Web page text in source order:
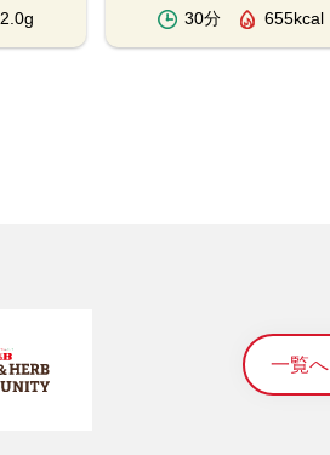
2.0g 30分 655kcal
一覧へ